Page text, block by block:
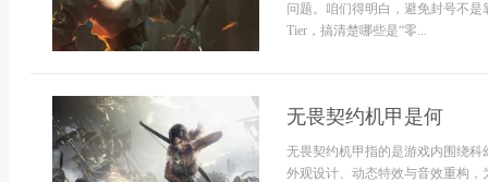
问题。咱们得明白，避免封号不
Tier，搞清楚哪些是“零...
无畏契约机甲是何
无畏契约机甲指的是游戏内围绕
外观设计、动态特效与音效重构